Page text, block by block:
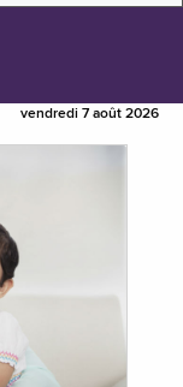
vendredi 7 août 2026